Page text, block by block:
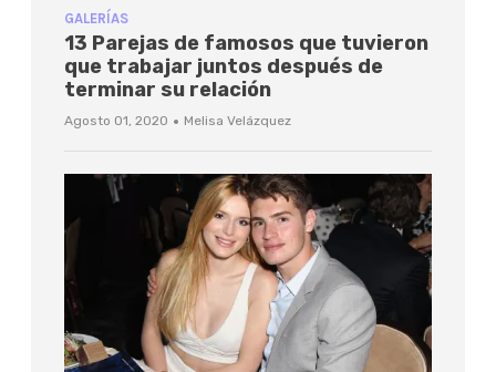
GALERÍAS
13 Parejas de famosos que tuvieron
que trabajar juntos después de
terminar su relación
Agosto 01, 2020 · Melisa Velázquez